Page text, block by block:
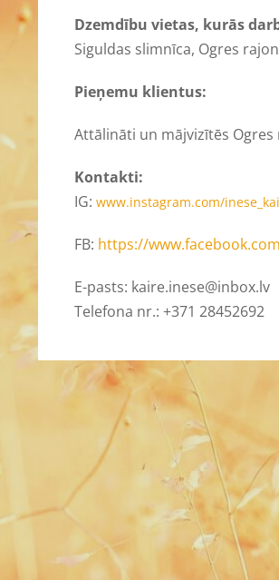
Dzemdību vietas, kurās
Siguldas slimnīca, Ogres
Pieņemu klientus:
Attālināti un mājvizītēs Ogres
Kontakti:
IG: www.instagram.com/
FB: https://
E-pasts: kaire.inese@inbox.lv
Telefona nr.: +371 28452692